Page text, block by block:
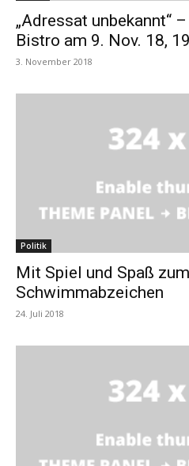
„Adressat unbekannt“
Bistro am 9. Nov. 18,
3. November 2018
Politik
Mit Spiel und Spaß zum
Schwimmabzeichen
24. Juli 2018